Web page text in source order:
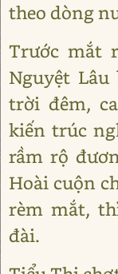
theo dòng
Trước mắt
Nguyệt
trời đêm,
kiến trúc
rầm rộ
Hoài cuộn
rèm mắt,
đài.